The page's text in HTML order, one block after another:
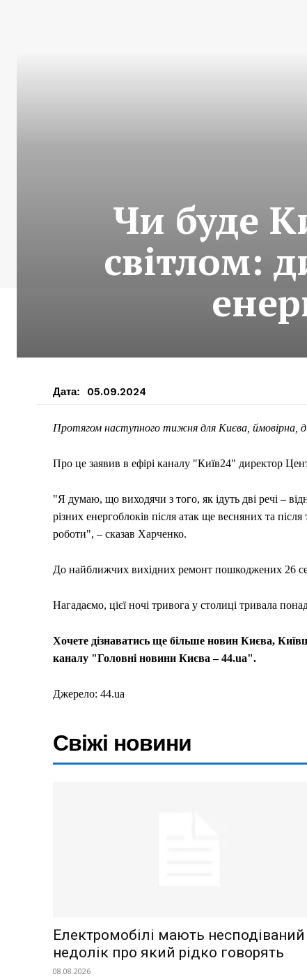
Світ
Технології
Чи буде
світлом:
Дата: 05.09.2024
Протягом наступного тижня для Києва, ймовірна,
Про це заявив в ефірі каналу "Київ24" директор
"Я думаю, що виходячи з того, як ідуть дві речі –
різних енергоблоків після атак ще весняних та
роботи", – сказав Харченко.
До найближчих вихідних ремонт пошкоджених 26
Нагадаємо, цієї ночі тривога у столиці тривала
Хочете дізнаватись ще більше новин Києва,
каналу "Головні новини Києва – 44.ua".
Джерело: 44.ua
Свіжі новини
Електромобілі мають несподіваний
недолік про який рідко говорять
08.08.2026